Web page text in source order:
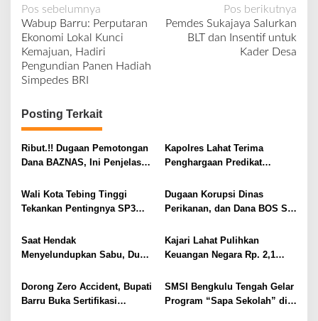
N
a
v
i
a
s
i
p
o
s
Pos sebelumnya
Wabup Barru: Perputaran
Ekonomi Lokal Kunci
Kemajuan, Hadiri
Pengundian Panen Hadiah
Simpedes BRI
Pos berikutnya
Pemdes Sukajaya Salurkan
BLT dan Insentif untuk
Kader Desa
Posting Terkait
Ribut.!! Dugaan Pemotongan
Dana BAZNAS, Ini Penjelasan
Kapolres Lahat Terima
Penghargaan Predikat
Sumsel Tahun 2026
Wali Kota Tebing Tinggi
Tekankan Pentingnya SP3
Dugaan Korupsi Dinas
Perikanan, dan Dana BOS SD
Terus Dipertajam Kajari Lahat
Saat Hendak
Menyelundupkan Sabu, Dua
Kajari Lahat Pulihkan
Keuangan Negara Rp. 2,1
Dorong Zero Accident, Bupati
Barru Buka Sertifikasi
SMSI Bengkulu Tengah Gelar
Program “Sapa Sekolah” di